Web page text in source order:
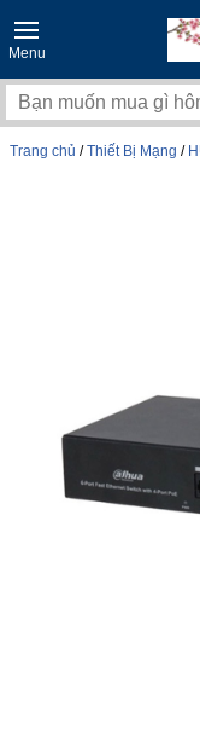
Menu
Trang chủ /Thiết Bị Mạng /